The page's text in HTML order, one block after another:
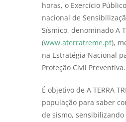
horas, o Exercício
nacional de
Sísmico, denominado A
(www.aterratreme.pt),
na Estratégia Nacional
Proteção Civil Preventiva.
É objetivo de A TERRA
população para saber
de sismo,